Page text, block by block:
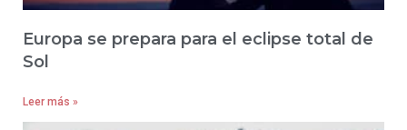
Europa se prepara para el eclipse total de
Sol
Leer más »